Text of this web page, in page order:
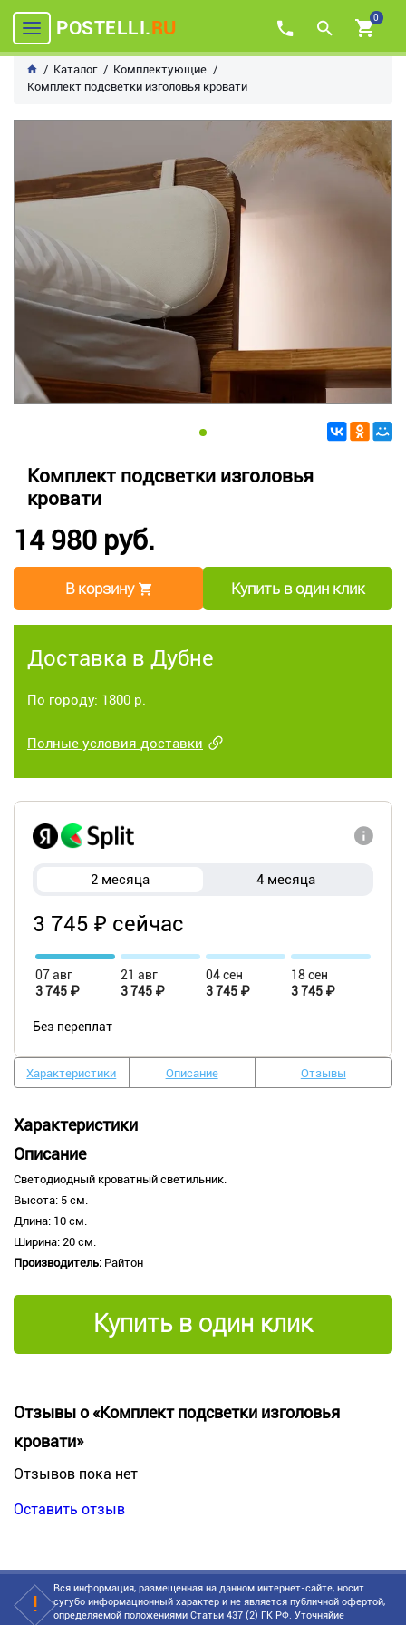
POSTELLI.RU 0
Каталог
Комплектующие
Комплект подсветки изголовья кровати
Комплект подсветки изголовья
кровати
14 980 руб.
В корзину Купить в один клик
Доставка в Дубне
По городу: 1800 р.
Полные условия доставки
2 месяца 4 месяца
3 745 ₽ сейчас
07 авг
3 745 ₽
21 авг
3 745 ₽
04 сен
3 745 ₽
18 сен
3 745 ₽
Без переплат
Характеристики Описание Отзывы
Характеристики
Описание
Светодиодный кроватный светильник.
Высота: 5 см.
Длина: 10 см.
Ширина: 20 см.
Производитель: Райтон
Купить в один клик
Отзывы о «Комплект подсветки изголовья
кровати»
Отзывов пока нет
Оставить отзыв
Вся информация, размещенная на данном интернет-сайте, носит
сугубо информационный характер и не является публичной офертой,
определяемой положениями Статьи 437 (2) ГК РФ. Уточняйие